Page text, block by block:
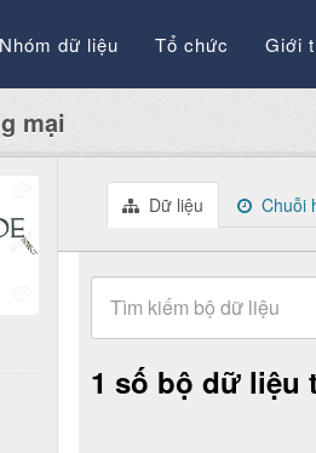
Nhóm dữ liệu Tổ chức Giới
mại
Dữ liệu Chuỗi
1 số bộ dữ liệu